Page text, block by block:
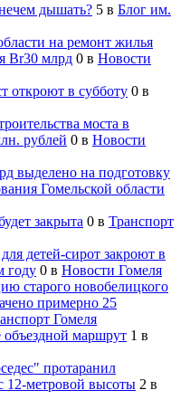
дышать? 5 в Блог им.
на ремонт жилья
Br30 млрд 0 в Новости
откроют в субботу 0 в
моста в
рублей 0 в Новости
выделено на подготовку
Гомельской области
закрыта 0 в Транспорт
детей-сирот закроют в
году 0 в Новости Гомеля
старого новобелицкого
примерно 25
Гомеля
маршрут 1 в
протаранил
12-метровой высоты 2 в